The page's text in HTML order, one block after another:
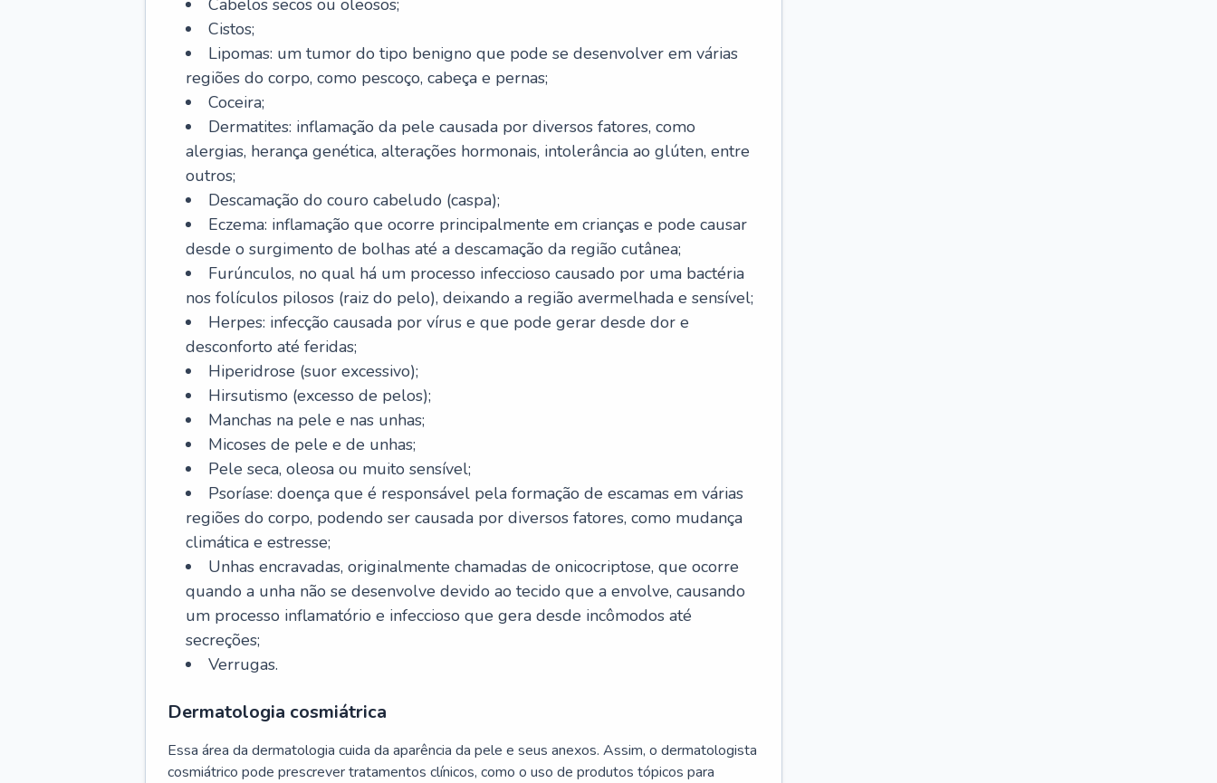
Cabelos secos ou oleosos;
Cistos;
Lipomas: um tumor do tipo benigno que pode se desenvolver em várias
regiões do corpo, como pescoço, cabeça e pernas;
Coceira;
Dermatites: inflamação da pele causada por diversos fatores, como
alergias, herança genética, alterações hormonais, intolerância ao glúten, entre
outros;
Descamação do couro cabeludo (caspa);
Eczema: inflamação que ocorre principalmente em crianças e pode causar
desde o surgimento de bolhas até a descamação da região cutânea;
Furúnculos, no qual há um processo infeccioso causado por uma bactéria
nos folículos pilosos (raiz do pelo), deixando a região avermelhada e sensível;
Herpes: infecção causada por vírus e que pode gerar desde dor e
desconforto até feridas;
Hiperidrose (suor excessivo);
Hirsutismo (excesso de pelos);
Manchas na pele e nas unhas;
Micoses de pele e de unhas;
Pele seca, oleosa ou muito sensível;
Psoríase: doença que é responsável pela formação de escamas em várias
regiões do corpo, podendo ser causada por diversos fatores, como mudança
climática e estresse;
Unhas encravadas, originalmente chamadas de onicocriptose, que ocorre
quando a unha não se desenvolve devido ao tecido que a envolve, causando
um processo inflamatório e infeccioso que gera desde incômodos até
secreções;
Verrugas.
Dermatologia cosmiátrica
Essa área da dermatologia cuida da aparência da pele e seus anexos. Assim, o dermatologista
cosmiátrico pode prescrever tratamentos clínicos, como o uso de produtos tópicos para